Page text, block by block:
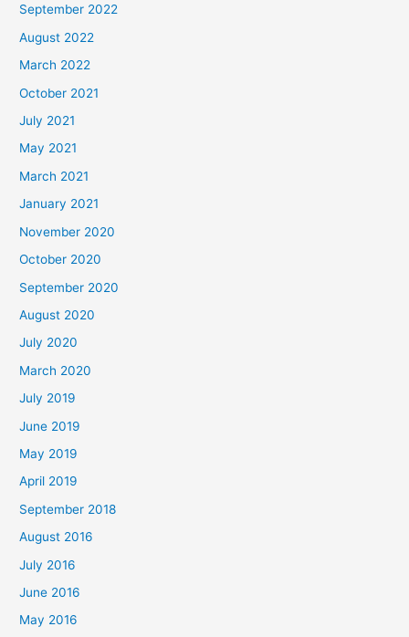
September 2022
August 2022
March 2022
October 2021
July 2021
May 2021
March 2021
January 2021
November 2020
October 2020
September 2020
August 2020
July 2020
March 2020
July 2019
June 2019
May 2019
April 2019
September 2018
August 2016
July 2016
June 2016
May 2016